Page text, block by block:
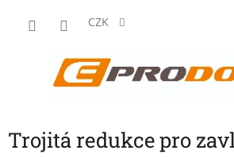
CZK
Trojitá redukce pro